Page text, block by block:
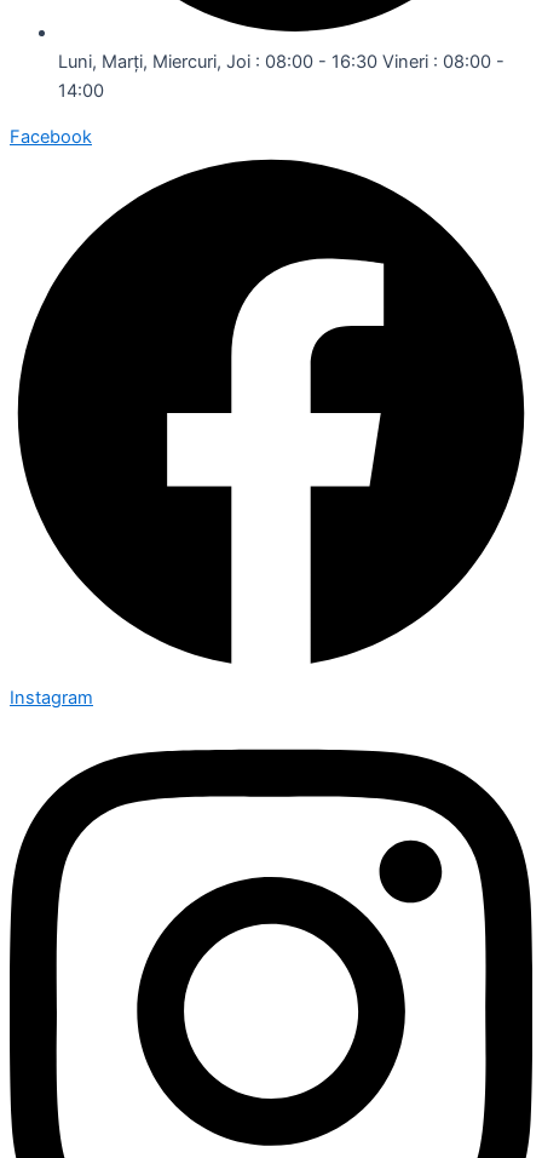
Luni, Marți, Miercuri, Joi : 08:00 - 16:30 Vineri : 08:00 -
14:00
Facebook
Instagram